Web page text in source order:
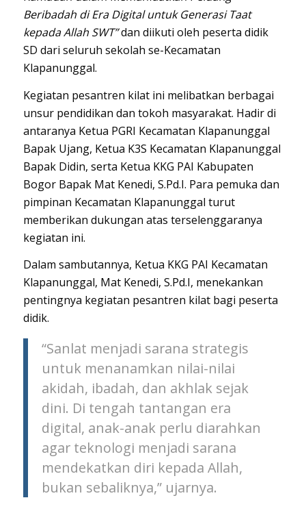
Beribadah di Era Digital untuk Generasi Taat
kepada Allah SWT”dan diikuti oleh peserta didik
SD dari seluruh sekolah se-Kecamatan
Klapanunggal.
Kegiatan pesantren kilat ini melibatkan berbagai
unsur pendidikan dan tokoh masyarakat. Hadir di
antaranya Ketua PGRI Kecamatan Klapanunggal
Bapak Ujang, Ketua K3S Kecamatan Klapanunggal
Bapak Didin, serta Ketua KKG PAI Kabupaten
BogorBapak Mat Kenedi, S.Pd.I. Para pemuka dan
pimpinan Kecamatan Klapanunggal turut
memberikan dukungan atas terselenggaranya
kegiatan ini.
Dalam sambutannya, Ketua KKG PAI Kecamatan
Klapanunggal, Mat Kenedi, S.Pd.I, menekankan
pentingnya kegiatan pesantren kilat bagi peserta
didik.
“Sanlat menjadi sarana strategis
untuk menanamkan nilai-nilai
akidah, ibadah, dan akhlak sejak
dini. Di tengah tantangan era
digital, anak-anak perlu diarahkan
agar teknologi menjadi sarana
mendekatkan diri kepada Allah,
bukan sebaliknya,” ujarnya.